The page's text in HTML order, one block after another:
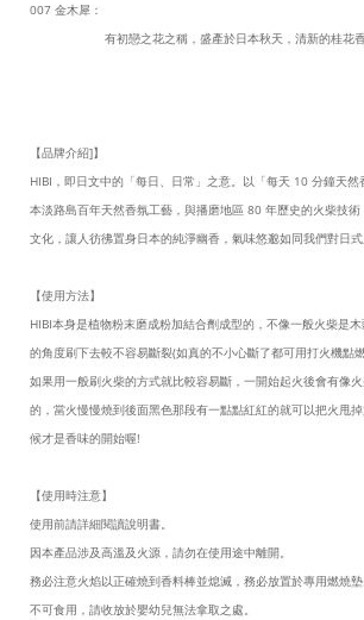
007 金木犀：
有初戀之花之稱，盛產於日本秋天，清新的桂花香
【品牌介紹]】
HIBI，即日文中的「每日、日常」之意。以「每天 10 分鐘天
本淡路島百年天然香氛工藝，與播磨地區 80 年歷史的火柴技
文化，讓人彷彿置身日本的純淨幽香，氣味悠邈如同我們對日式
【使用方法】
HIBI本身是植物粉末磨成粉加結合劑成型的，不像一般火柴是
的角度刷下去較不容易斷裂(如真的不小心斷了都可用打火機點
如果用一般刷火柴的方式就比較容易斷，一開始起火後會有像
的，當火慢慢燒到後面黑色那段有一點點紅紅的就可以把火甩
候才是香味的開始喔!
【使用時注意】
使用前請詳細閱讀說明書。
因本產品涉及高溫及火源，請勿在使用途中離開。
務必注意火焰以正確燒到香料棒並熄滅，務必放置於專用燃燒墊
不可食用，請收放於嬰幼兒無法拿取之處。